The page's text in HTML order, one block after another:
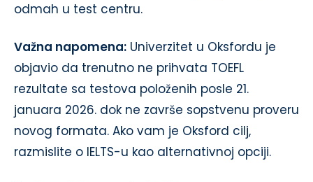
odmah u test centru.
Važna napomena: Univerzitet u Oksfordu je
objavio da trenutno ne prihvata TOEFL
rezultate sa testova položenih posle 21.
januara 2026. dok ne završe sopstvenu proveru
novog formata. Ako vam je Oksford cilj,
razmislite o IELTS-u kao alternativnoj opciji.